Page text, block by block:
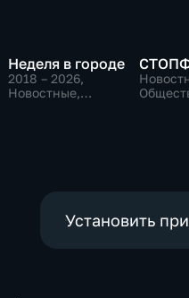
Неделя в городе
2018 – 2026,
Новостные,
Установить